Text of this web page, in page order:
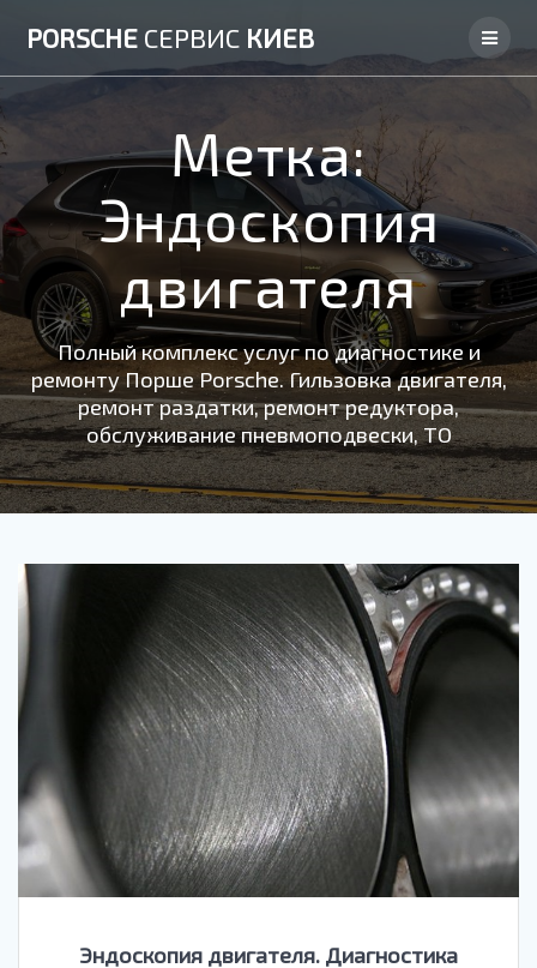
to
content
PORSCHE СЕРВИС КИЕВ
Метка:
Эндоскопия
двигателя
Полный комплекс услуг по диагностике и
ремонту Порше Porsche. Гильзовка двигателя,
ремонт раздатки, ремонт редуктора,
обслуживание пневмоподвески, ТО
Эндоскопия двигателя. Диагностика